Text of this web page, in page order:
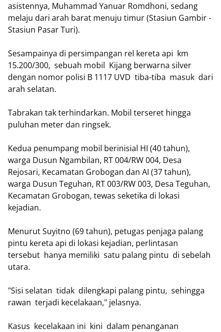
asistennya, Muhammad Yanuar Romdhoni, sedang
melaju dari arah barat menuju timur (Stasiun Gambir -
Stasiun Pasar Turi).
Sesampainya di persimpangan rel kereta api km
15.200/300, sebuah mobil Kijang berwarna silver
dengan nomor polisi B 1117 UVD tiba-tiba masuk dari
arah selatan.
Tabrakan tak terhindarkan. Mobil terseret hingga
puluhan meter dan ringsek.
Kedua penumpang mobil berinisial HI (40 tahun),
warga Dusun Ngambilan, RT 004/RW 004, Desa
Rejosari, Kecamatan Grobogan dan AI (37 tahun),
warga Dusun Teguhan, RT 003/RW 003, Desa Teguhan,
Kecamatan Grobogan, tewas seketika di lokasi
kejadian.
Menurut Suyitno (69 tahun), petugas penjaga palang
pintu kereta api di lokasi kejadian, perlintasan
tersebut hanya memiliki satu palang pintu di sebelah
utara.
"Sisi selatan tidak dilengkapi palang pintu, sehingga
rawan terjadi kecelakaan," jelasnya.
Kasus kecelakaan ini kini dalam penanganan